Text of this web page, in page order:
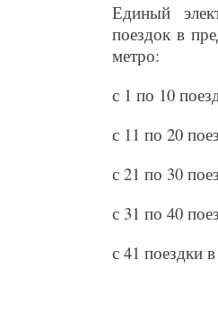
Единый
поездок в
метро:
с 1 по 10
с 11 по 20
с 21 по 30
с 31 по 40
с 41 поездки